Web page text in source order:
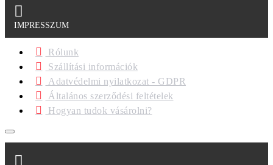
IMPRESSZUM
Rólunk
Szállítási információk
Adatvédelmi nyilatkozat - GDPR
Általános szerződési feltételek
Hogyan tudok vásárolni?